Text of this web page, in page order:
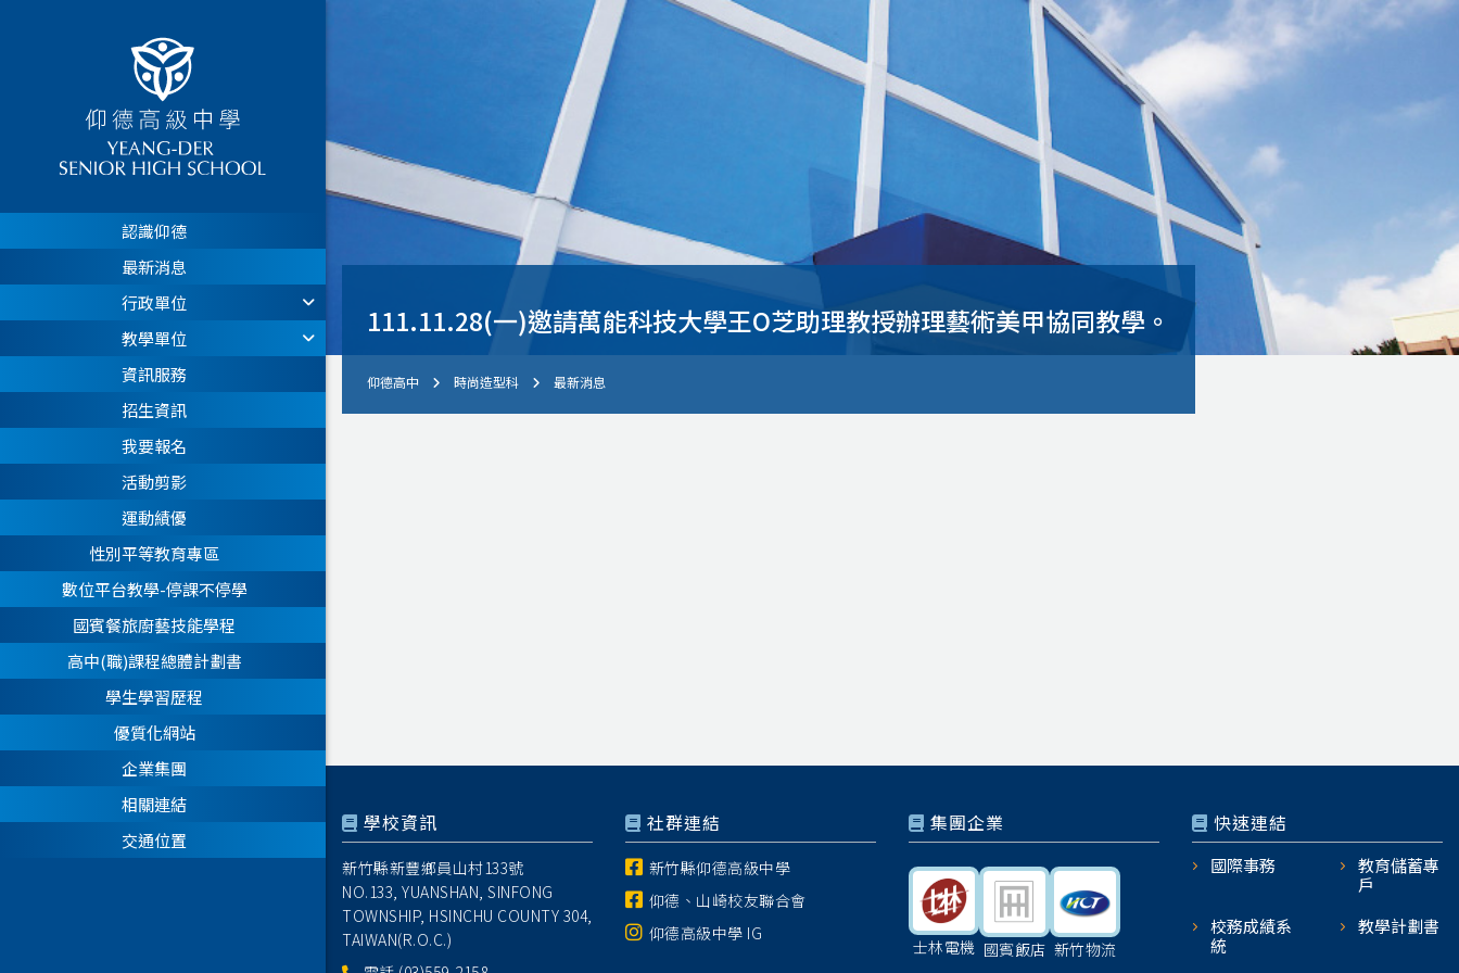
認識仰德
最新消息
行政單位
教學單位
資訊服務
招生資訊
我要報名
活動剪影
運動績優
性別平等教育專區
數位平台教學-停課不停學
國賓餐旅廚藝技能學程
高中(職)課程總體計劃書
學生學習歷程
優質化網站
企業集團
相關連結
交通位置
111.11.28(一)邀請萬能科技大學王O芝助理教授辦理藝術美甲協同教學。
仰德高中 時尚造型科 最新消息
學校資訊
新竹縣新豐鄉員山村133號
NO.133, YUANSHAN, SINFONG
TOWNSHIP, HSINCHU COUNTY 304,
TAIWAN(R.O.C.)
社群連結
新竹縣仰德高級中學
仰德、山崎校友聯合會
仰德高級中學 IG
集團企業
士林電機 國賓飯店 新竹物流
快速連結
國際事務
教育儲蓄專
戶
校務成績系
統
教學計劃書